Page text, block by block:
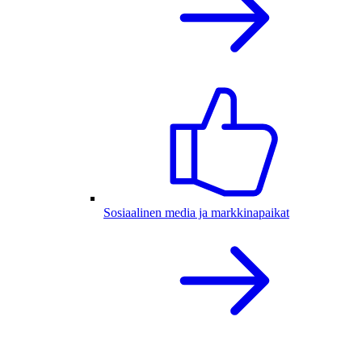
Sosiaalinen media ja markkinapaikat